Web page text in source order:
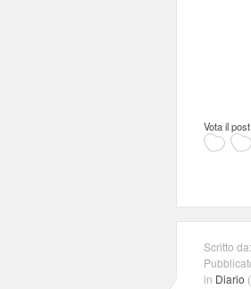
Vota il post:
Scritto da:
in Diario (